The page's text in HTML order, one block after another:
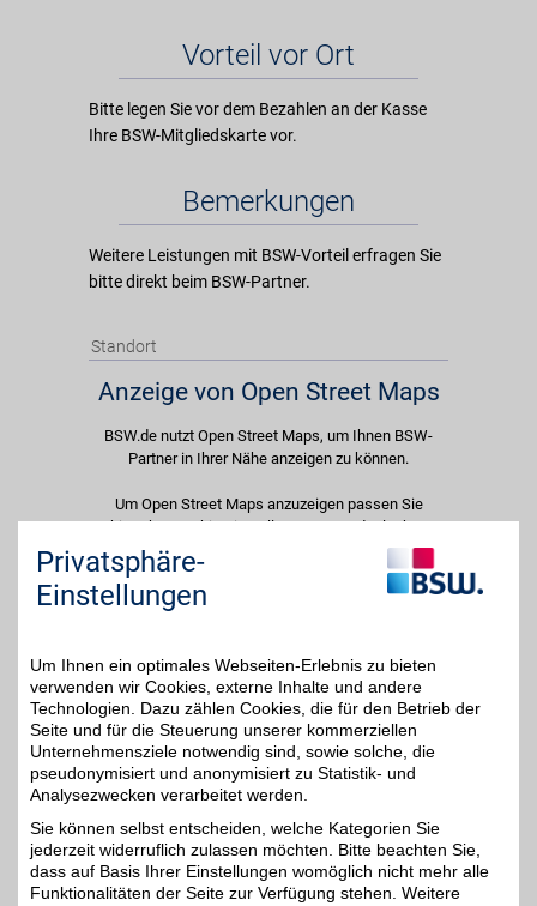
Vorteil vor Ort
Bitte legen Sie vor dem Bezahlen an der Kasse
Ihre BSW-Mitgliedskarte vor.
Bemerkungen
Weitere Leistungen mit BSW-Vorteil erfragen Sie
bitte direkt beim BSW-Partner.
Standort
Anzeige von Open Street Maps
BSW.de nutzt Open Street Maps, um Ihnen BSW-
Partner in Ihrer Nähe anzeigen zu können.
Um Open Street Maps anzuzeigen passen Sie
bitte Ihre Cookie-Einstellungen an und erlauben
Sie "Externe Inhalte". Diese Auswahl können Sie
jederzeit über die Cookie-Einstellungen im
unteren Seitenbereich ändern.
Adresse
Hauptstr. 112
67691Hochspeyer
Telefon0 63 05 / 99 30 93
Privatsphäre-
Einstellungen
Um Ihnen ein optimales Webseiten-Erlebnis zu bieten
verwenden wir Cookies, externe Inhalte und andere
Technologien. Dazu zählen Cookies, die für den Betrieb der
Seite und für die Steuerung unserer kommerziellen
Unternehmensziele notwendig sind, sowie solche, die
pseudonymisiert und anonymisiert zu Statistik- und
Analysezwecken verarbeitet werden.
Sie können selbst entscheiden, welche Kategorien Sie
jederzeit widerruflich zulassen möchten. Bitte beachten Sie,
dass auf Basis Ihrer Einstellungen womöglich nicht mehr alle
Funktionalitäten der Seite zur Verfügung stehen. Weitere